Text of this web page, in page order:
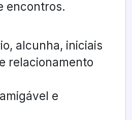
encontros.
alcunha, iniciais
relacionamento
e